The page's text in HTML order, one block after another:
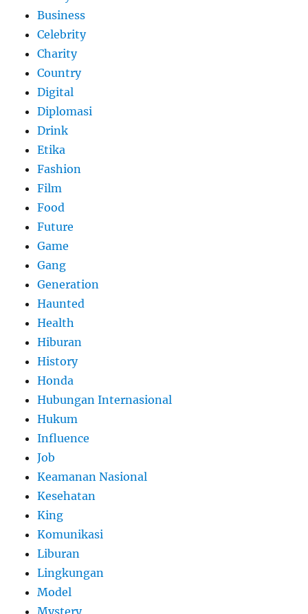
Business
Celebrity
Charity
Country
Digital
Diplomasi
Drink
Etika
Fashion
Film
Food
Future
Game
Gang
Generation
Haunted
Health
Hiburan
History
Honda
Hubungan Internasional
Hukum
Influence
Job
Keamanan Nasional
Kesehatan
King
Komunikasi
Liburan
Lingkungan
Model